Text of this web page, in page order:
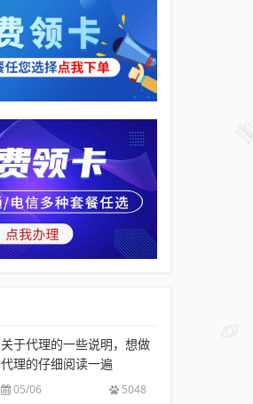
关于代理的一些说明，想做
代理的仔细阅读一遍
05/06 5048